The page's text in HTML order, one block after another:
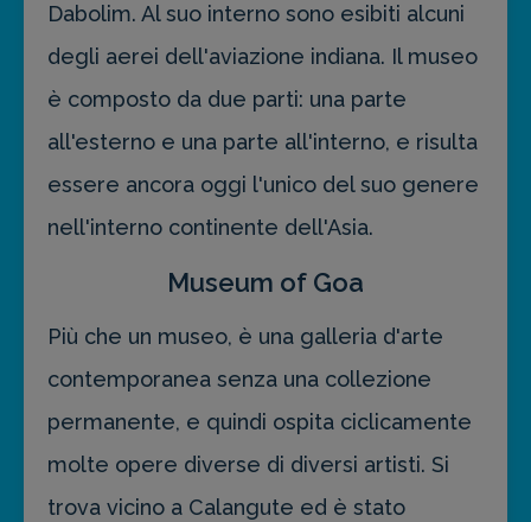
Dabolim. Al suo interno sono esibiti alcuni
degli aerei dell'aviazione indiana. Il museo
è composto da due parti: una parte
all'esterno e una parte all'interno, e risulta
essere ancora oggi l'unico del suo genere
nell'interno continente dell'Asia.
Museum of Goa
Più che un museo, è una galleria d'arte
contemporanea senza una collezione
permanente, e quindi ospita ciclicamente
molte opere diverse di diversi artisti. Si
trova vicino a Calangute ed è stato